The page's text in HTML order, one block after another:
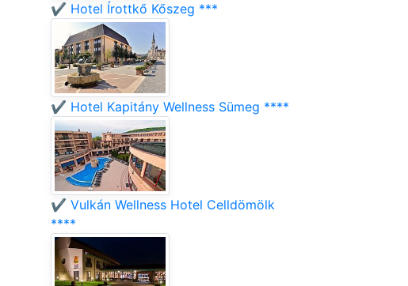
✔️ Hotel Írottkő Kőszeg ***
✔️ Hotel Kapitány Wellness Sümeg ****
✔️ Vulkán Wellness Hotel Celldömölk
****